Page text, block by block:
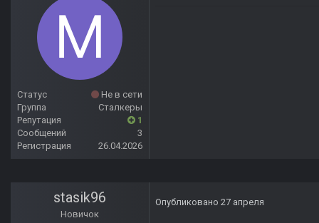
Статус
Не в сети
Группа
Сталкеры
Репутация
1
Сообщений
3
Регистрация
26.04.2026
stasik96
Новичок
Опубликовано 27 апреля